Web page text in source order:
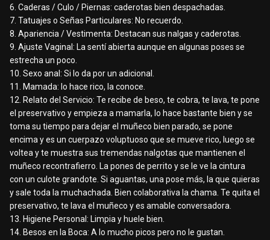
6. Caderas / Culo / Piernas: caderotas bien despachadas.
7. Tatuajes o Señas Particulares: No recuerdo.
8. Apariencia / Vestimenta: Destacan sus nalgas y caderotas.
9. Ajuste Vaginal: La sentí abierta aunque en algunas poses se
estrecha un poco.
10. Sexo anal: Si lo da por un adicional.
11. Mamada: lo hace rico, la conoce.
12. Relato del Servicio: Te recibe de beso, te cobra, te lava, te pone
el preservativo y empieza a mamarla, lo hace bastante bien y se
toma su tiempo para dejar el muñeco bien parado, se pone
encima y es un cuerpazo voluptuoso que se mueve rico, luego se
voltea y te muestra sus tremendas nalgotas que mantienen el
muñeco recontrafierro. La pones de perrito y se le ve la cintura
con un culote grandote. Si aguantas, una pose más, la que quieras
y sale toda la muchachada. Bien colaborativa la chama. Te quita el
preservativo, te lava el muñeco y es amable conversadora.
13. Higiene Personal: Limpia y huele bien.
14. Besos en la Boca: A lo mucho picos pero no le gustan.